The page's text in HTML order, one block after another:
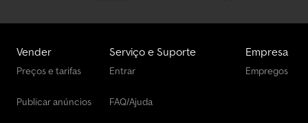
Vender
Preços e tarifas
Publicar anúncios
Serviço e Suporte
Entrar
FAQ/Ajuda
Empresa
Empregos